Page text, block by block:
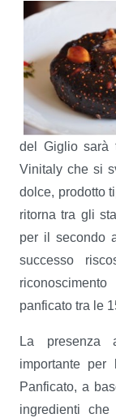
del Giglio sarà
Vinitaly che si
dolce, prodotto
ritorna tra gli
per il secondo
successo
panficato tra le
La presenza
importante per
Panficato, a
ingredienti che